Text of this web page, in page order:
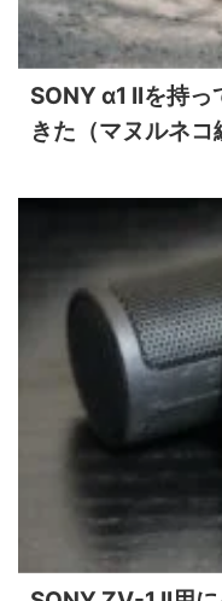
SONY α1 IIを持
きた（マヌルネコ